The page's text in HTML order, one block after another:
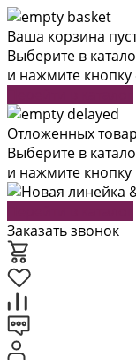
Ваша корзина
Выберите в
и нажмите кнопку
Отложенных
Выберите в
и нажмите кнопку
Заказать звонок